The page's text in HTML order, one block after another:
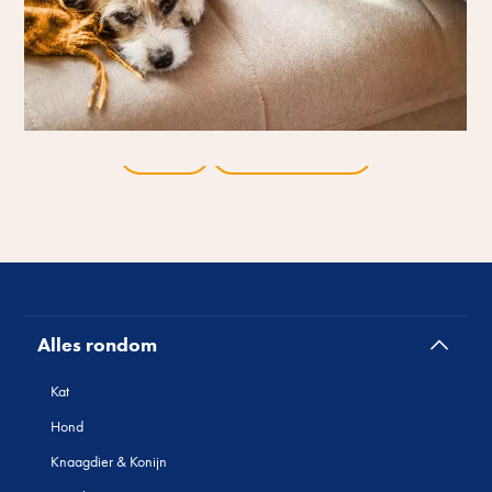
Alles rondom
Kat
Hond
Knaagdier & Konijn